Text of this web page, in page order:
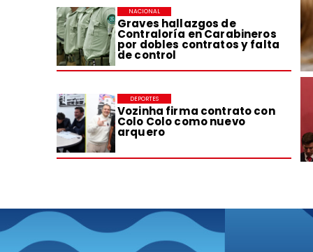
Graves hallazgos de
Contraloría en Carabineros
por dobles contratos y falta
de control
NACIONAL
Vozinha firma contrato con
Colo Colo como nuevo
arquero
DEPORTES